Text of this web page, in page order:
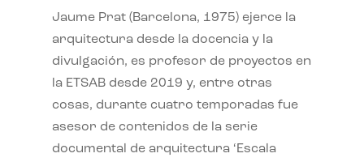
Jaume Prat (Barcelona, 1975) ejerce la
arquitectura desde la docencia y la
divulgación, es profesor de proyectos en
la ETSAB desde 2019 y, entre otras
cosas, durante cuatro temporadas fue
asesor de contenidos de la serie
documental de arquitectura ‘Escala